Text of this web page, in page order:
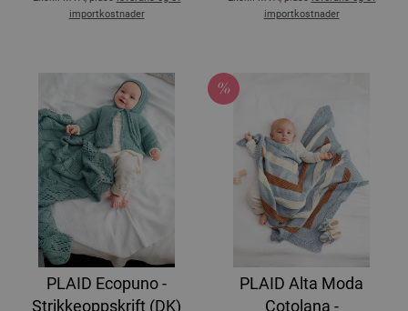
importkostnader
importkostnader
PLAID Ecopuno -
Strikkeoppskrift (DK)
PLAID Alta Moda
Cotolana -